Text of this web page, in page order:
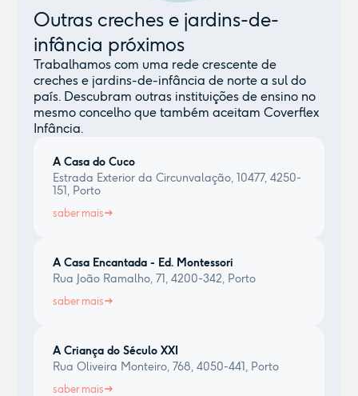
Outras creches e jardins-de-
infância próximos
Trabalhamos com uma rede crescente de
creches e jardins-de-infância de norte a sul do
país. Descubram outras instituições de ensino no
mesmo concelho que também aceitam Coverflex
Infância.
A Casa do Cuco
Estrada Exterior da Circunvalação, 10477, 4250-
151, Porto
saber mais
A Casa Encantada - Ed. Montessori
Rua João Ramalho, 71, 4200-342, Porto
saber mais
A Criança do Século XXI
Rua Oliveira Monteiro, 768, 4050-441, Porto
saber mais